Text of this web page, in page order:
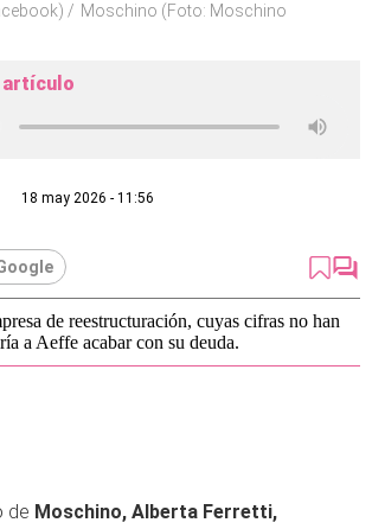
Moschino (Foto: Moschino
artículo
18 may 2026 - 11:56
de reestructuración, cuyas cifras no han
a Aeffe acabar con su deuda.
de Moschino, Alberta Ferretti,